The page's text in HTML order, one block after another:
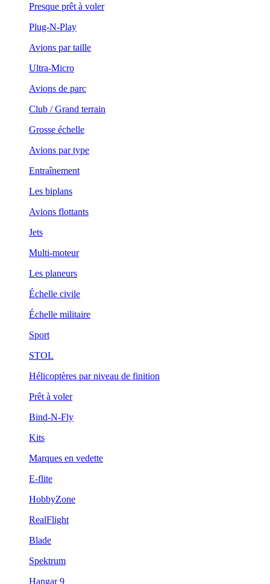
Presque prêt à voler
Plug-N-Play
Avions par taille
Ultra-Micro
Avions de parc
Club / Grand terrain
Grosse échelle
Avions par type
Entraînement
Les biplans
Avions flottants
Jets
Multi-moteur
Les planeurs
Échelle civile
Échelle militaire
Sport
STOL
Hélicoptères par niveau de finition
Prêt à voler
Bind-N-Fly
Kits
Marques en vedette
E-flite
HobbyZone
RealFlight
Blade
Spektrum
Hangar 9